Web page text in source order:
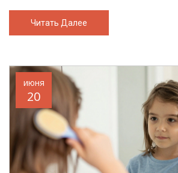
Читать Далее
июня
20